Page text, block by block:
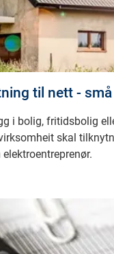
til nett -
i bolig, fritidsbolig
skal